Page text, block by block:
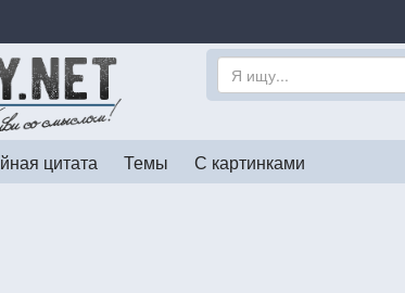
цитата Темы С картинками